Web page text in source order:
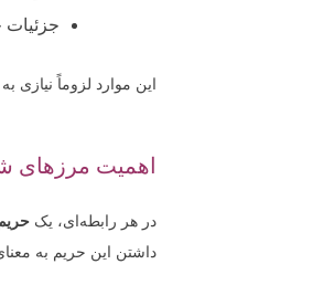
این موارد لزوماً
اهمیت مرزهای
در هر رابطه‌ای، یک
داشتن این حریم به